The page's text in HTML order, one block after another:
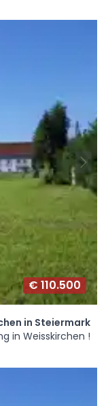
€ 110.500
in Steiermark
in Weisskirchen !